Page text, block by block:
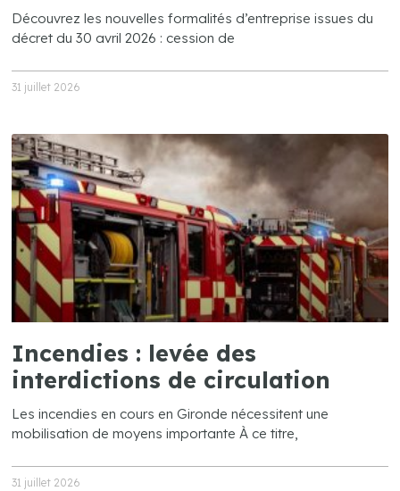
Découvrez les nouvelles formalités d’entreprise issues du
décret du 30 avril 2026 : cession de
31 juillet 2026
Incendies : levée des
interdictions de circulation
Les incendies en cours en Gironde nécessitent une
mobilisation de moyens importante À ce titre,
31 juillet 2026